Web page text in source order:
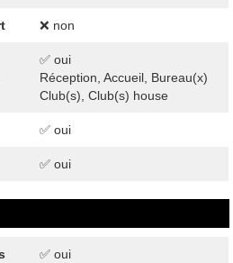
❌ non
✅ oui
Réception, Accueil, Bureau(x)
Club(s), Club(s) house
✅ oui
✅ oui
✅ oui